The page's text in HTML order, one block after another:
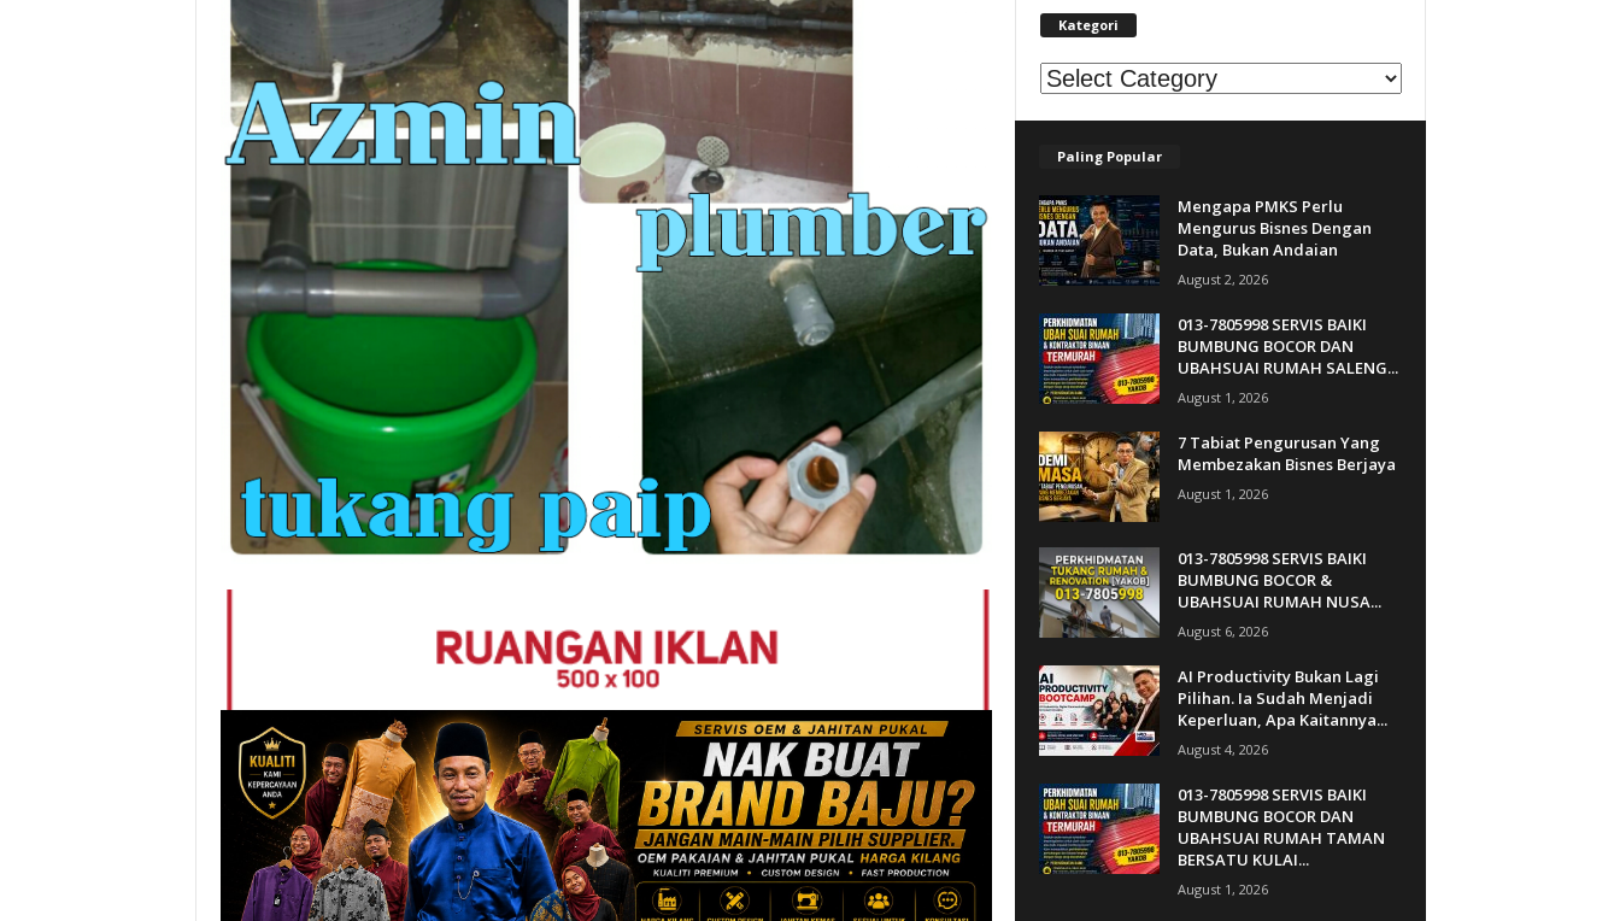
Kategori
Kategori
Paling Popular
Mengapa PMKS Perlu
Mengurus Bisnes Dengan
Data, Bukan Andaian
August 2, 2026
013-7805998 SERVIS BAIKI
BUMBUNG BOCOR DAN
UBAHSUAI RUMAH SALENG...
August 1, 2026
7 Tabiat Pengurusan Yang
Membezakan Bisnes Berjaya
August 1, 2026
013-7805998 SERVIS BAIKI
BUMBUNG BOCOR &
UBAHSUAI RUMAH NUSA...
August 6, 2026
AI Productivity Bukan Lagi
Pilihan. Ia Sudah Menjadi
Keperluan, Apa Kaitannya...
August 4, 2026
013-7805998 SERVIS BAIKI
BUMBUNG BOCOR DAN
UBAHSUAI RUMAH TAMAN
BERSATU KULAI...
August 1, 2026